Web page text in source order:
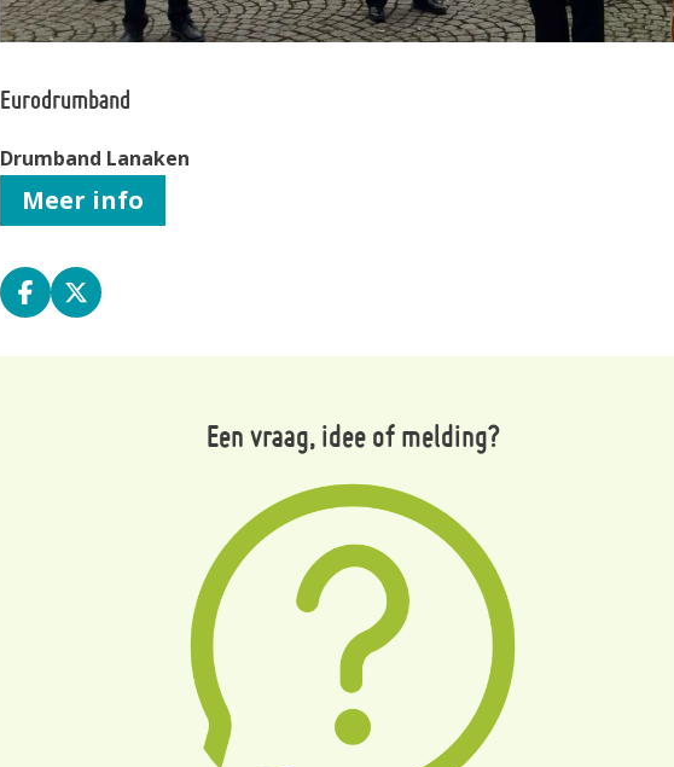
Eurodrumband
Drumband Lanaken
Meer info
Deel op facebook
Deel op X
Een vraag, idee of melding?